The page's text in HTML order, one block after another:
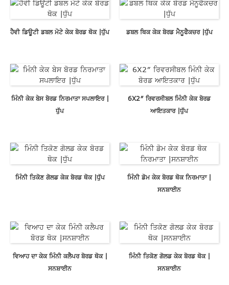
ਹੈਵੀ ਡਿਊਟੀ ਡਬਲ ਮੋਟੇ ਕੇਕ ਬੋਰਡ ਥੋਕ |ਧੁੱਪ ਡਬਲ ਥਿਕ ਕੇਕ ਬੋਰਡ ਮੈਨੂਫੈਕਚਰ |ਧੁੱਪ
ਮਿੰਨੀ ਕੇਕ ਬੇਸ ਬੋਰਡ ਨਿਰਮਾਤਾ ਸਪਲਾਇਰ |
ਧੁੱਪ
6X2″ ਰਿਵਰਸੀਬਲ ਮਿੰਨੀ ਕੇਕ ਬੋਰਡ
ਆਇਤਕਾਰ |ਧੁੱਪ
ਮਿੰਨੀ ਤਿਕੋਣ ਗੋਲਡ ਕੇਕ ਬੋਰਡ ਥੋਕ |ਧੁੱਪ
ਮਿੰਨੀ ਡੋਮ ਕੇਕ ਬੋਰਡ ਥੋਕ ਨਿਰਮਾਤਾ |
ਸਨਸ਼ਾਈਨ
ਵਿਆਹ ਦਾ ਕੇਕ ਮਿੰਨੀ ਕਲੈਪਰ ਬੋਰਡ ਥੋਕ |
ਸਨਸ਼ਾਈਨ
ਮਿੰਨੀ ਤਿਕੋਣ ਗੋਲਡ ਕੇਕ ਬੋਰਡ ਥੋਕ |
ਸਨਸ਼ਾਈਨ